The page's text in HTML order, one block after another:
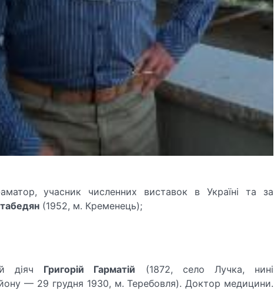
учасник численних виставок в Україні та за
(1952, м. Кременець);
діяч Григорій Гарматій (1872, село Лучка, нині
— 29 грудня 1930, м. Теребовля). Доктор медицини.